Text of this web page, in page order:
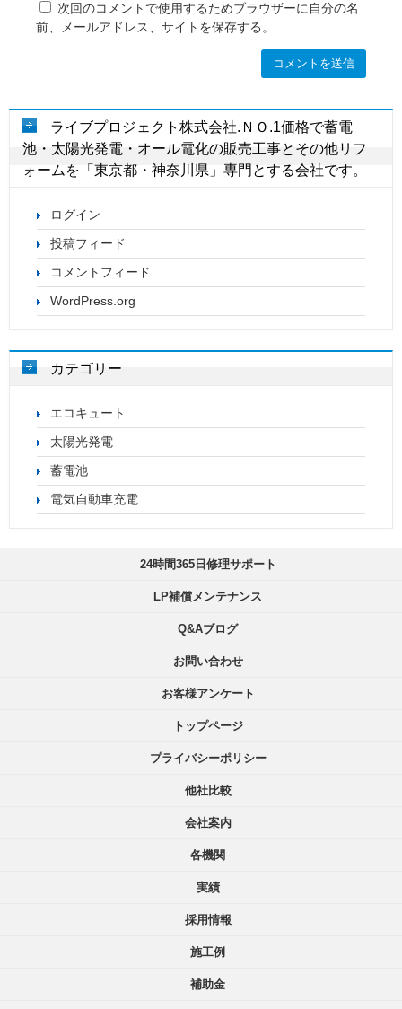
次回のコメントで使用するためブラウザーに自分の名
前、メールアドレス、サイトを保存する。
ライブプロジェクト株式会社.ＮＯ.1価格で蓄電
池・太陽光発電・オール電化の販売工事とその他リフ
ォームを「東京都・神奈川県」専門とする会社です。
ログイン
投稿フィード
コメントフィード
WordPress.org
カテゴリー
エコキュート
太陽光発電
蓄電池
電気自動車充電
24時間365日修理サポート
LP補償メンテナンス
Q&Aブログ
お問い合わせ
お客様アンケート
トップページ
プライバシーポリシー
他社比較
会社案内
各機関
実績
採用情報
施工例
補助金